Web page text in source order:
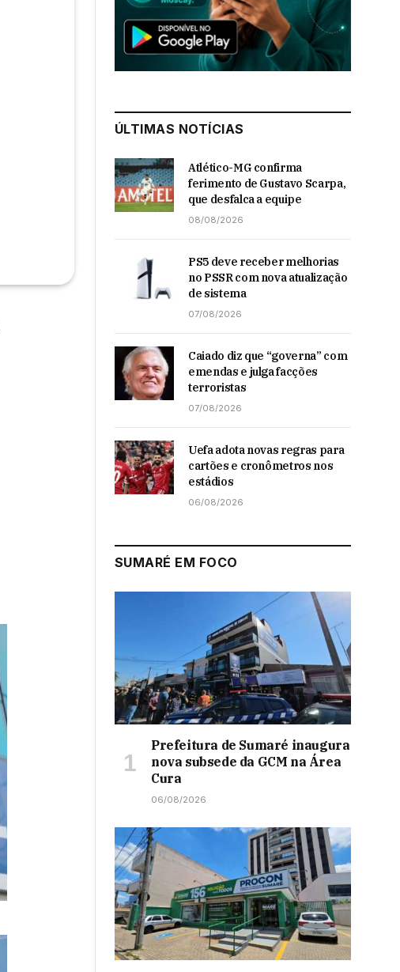
ÚLTIMAS NOTÍCIAS
Atlético-MG confirma
ferimento de Gustavo Scarpa,
que desfalca a equipe
08/08/2026
PS5 deve receber melhorias
no PSSR com nova atualização
de sistema
07/08/2026
Caiado diz que “governa” com
emendas e julga facções
terroristas
07/08/2026
Uefa adota novas regras para
cartões e cronômetros nos
estádios
06/08/2026
SUMARÉ EM FOCO
Prefeitura de Sumaré inaugura
nova subsede da GCM na Área
Cura
06/08/2026